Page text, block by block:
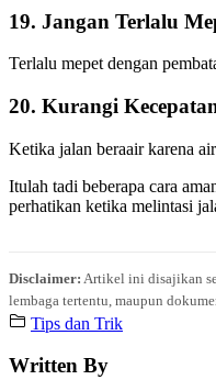
19. Jangan Terlalu
Terlalu mepet dengan
20. Kurangi
Ketika jalan beraair karena
Itulah tadi beberapa cara
perhatikan ketika melintasi
Disclaimer: Artikel ini disajikan
lembaga tertentu, maupun
Tips dan Trik
Written By